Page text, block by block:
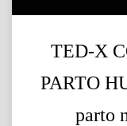
TED-X
PARTO
parto